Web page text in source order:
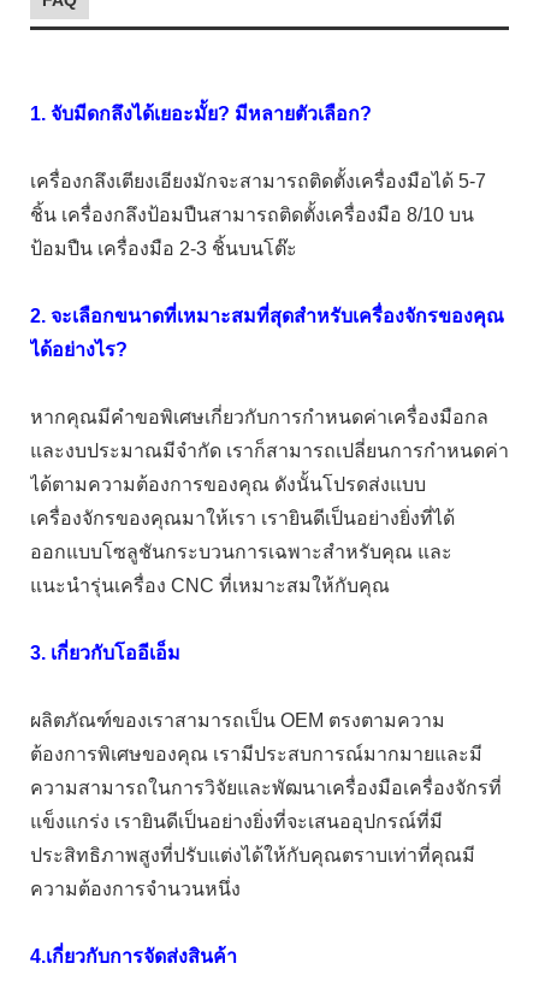
1. จับมีดกลึงได้เยอะมั้ย? มีหลายตัวเลือก?
เครื่องกลึงเตียงเอียงมักจะสามารถติดตั้งเครื่องมือได้ 5-7
ชิ้น เครื่องกลึงป้อมปืนสามารถติดตั้งเครื่องมือ 8/10 บน
ป้อมปืน เครื่องมือ 2-3 ชิ้นบนโต๊ะ
2. จะเลือกขนาดที่เหมาะสมที่สุดสำหรับเครื่องจักรของคุณ
ได้อย่างไร?
หากคุณมีคำขอพิเศษเกี่ยวกับการกำหนดค่าเครื่องมือกล
และงบประมาณมีจำกัด เราก็สามารถเปลี่ยนการกำหนดค่า
ได้ตามความต้องการของคุณ ดังนั้นโปรดส่งแบบ
เครื่องจักรของคุณมาให้เรา เรายินดีเป็นอย่างยิ่งที่ได้
ออกแบบโซลูชันกระบวนการเฉพาะสำหรับคุณ และ
แนะนำรุ่นเครื่อง CNC ที่เหมาะสมให้กับคุณ
3. เกี่ยวกับโออีเอ็ม
ผลิตภัณฑ์ของเราสามารถเป็น OEM ตรงตามความ
ต้องการพิเศษของคุณ เรามีประสบการณ์มากมายและมี
ความสามารถในการวิจัยและพัฒนาเครื่องมือเครื่องจักรที่
แข็งแกร่ง เรายินดีเป็นอย่างยิ่งที่จะเสนออุปกรณ์ที่มี
ประสิทธิภาพสูงที่ปรับแต่งได้ให้กับคุณตราบเท่าที่คุณมี
ความต้องการจำนวนหนึ่ง
4.เกี่ยวกับการจัดส่งสินค้า